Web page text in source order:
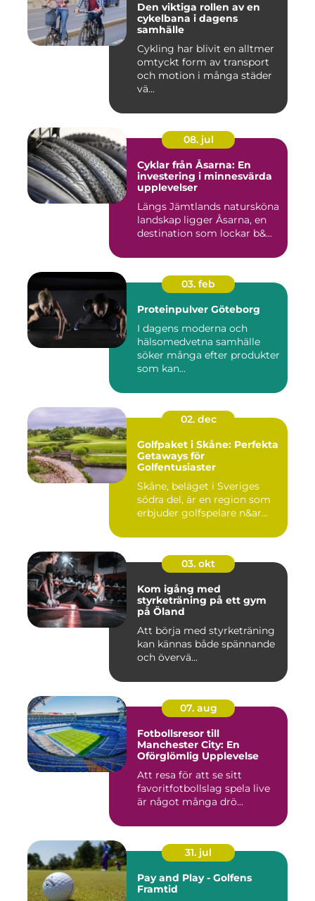
Den viktiga rollen av en
cykelbana i dagens
samhälle
Cykling har blivit en alltmer
omtyckt form av transport
och motion i många städer
vä...
08. jul
Cyklar från Åsarna: En
investering i minnesvärda
upplevelser
Längs Jämtlands natursköna
landskap ligger Åsarna, en
destination som lockar b&...
03. feb
Proteinpulver Göteborg
I dagens moderna och
hälsomedvetna samhälle
söker många efter produkter
som kan...
02. dec
Golfpaket i Skåne: Perfekta
Getaways för
Golfentusiaster
Skåne, beläget i Sveriges
södra del, är en region som
erbjuder golfspelare n&ar...
03. okt
Kom igång med
styrketräning på ett gym
på Öland
Att börja med styrketräning
kan kännas både spännande
och övervä...
07. aug
Fotbollsresor till
Manchester City: En
Oförglömlig Upplevelse
Att resa för att se sitt
favoritfotbollslag spela live
är något många drö...
31. jul
Pay and Play - Golfens
Framtid